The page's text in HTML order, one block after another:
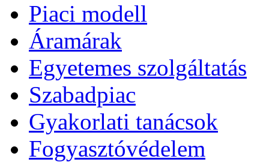
Piaci modell
Áramárak
Egyetemes szolgáltatás
Szabadpiac
Gyakorlati tanácsok
Fogyasztóvédelem